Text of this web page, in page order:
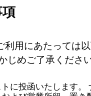
利用にあたっては
じめご了承ください
に投函いたします。